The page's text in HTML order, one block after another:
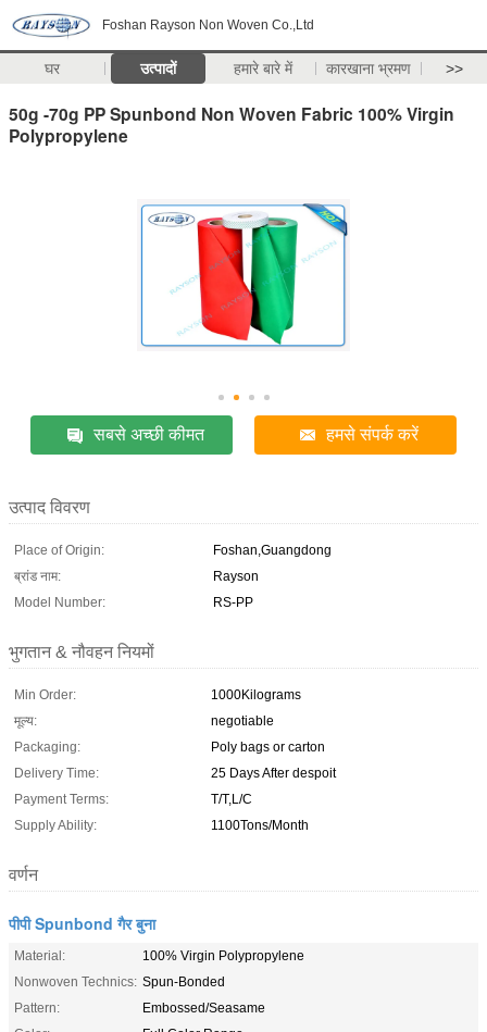
Foshan Rayson Non Woven Co.,Ltd
घर उत्पादों हमारे बारे में कारखाना भ्रमण >>
50g -70g PP Spunbond Non Woven Fabric 100% Virgin
Polypropylene
सबसे अच्छी कीमत हमसे संपर्क करें
उत्पाद विवरण
Place of Origin:
Foshan,Guangdong
ब्रांड नाम:
Rayson
Model Number:
RS-PP
भुगतान & नौवहन नियमों
Min Order:
1000Kilograms
मूल्य:
negotiable
Packaging:
Poly bags or carton
Delivery Time:
25 Days After despoit
Payment Terms:
T/T,L/C
Supply Ability:
1100Tons/Month
वर्णन
पीपी Spunbond गैर बुना
Material:
100% Virgin Polypropylene
Nonwoven Technics: Spun-Bonded
Pattern:
Embossed/Seasame